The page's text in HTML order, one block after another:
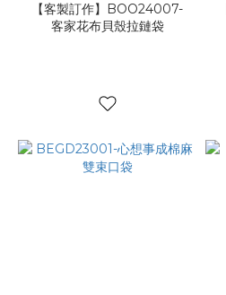
【客製訂作】BOO24007-
客家花布貝殼拉鏈袋